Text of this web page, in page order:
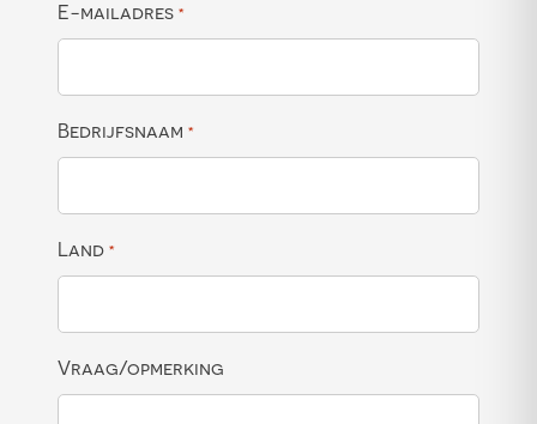
E-mailadres *
Bedrijfsnaam *
Land *
Vraag/opmerking